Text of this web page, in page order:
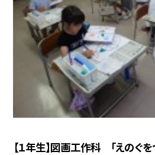
【１年生】図画工作科 「えのぐを